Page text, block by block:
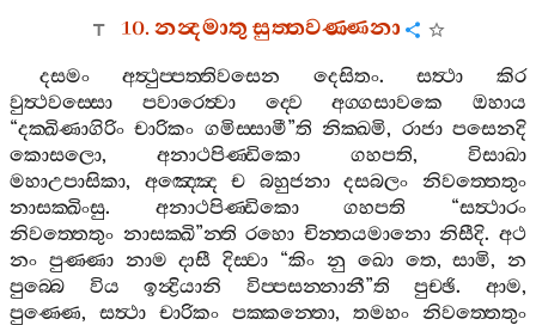
10.නන්‍දමාතුසුත‍්තවණ‍්ණනා
දසමං අත්‍ථුප‍්පත‍්තිවසෙන දෙසිතං.සත්‍ථා
කිර
වුත්‍ථවස‍්සො
පවාරෙත්‍වා ද‍්වෙ අග‍්ගසාවකෙ
ඔහාය
“දක‍්ඛිණාගිරිං චාරිකං ගමිස‍්සාමී”ති නික‍්ඛමි, රාජා පසෙනදි
කොසලො, අනාථපිණ‍්ඩිකො ගහපති, විසාඛා
මහාඋපාසිකා, අඤ‍්ඤෙ ච බහුජනා දසබලං
නිවත‍්තෙතුං
නාසක‍්ඛිංසු. අනාථපිණ‍්ඩිකො ගහපති “සත්‍ථාරං
නිවත‍්තෙතුං නාසක‍්ඛි”න‍්ති රහො චින‍්තයමානො නිසීදි.අථ
නං පුණ‍්ණා නාම දාසී දිස‍්වා “කිං නු ඛො තෙ,සාමි,න
පුබ‍්බෙ
විය ඉන්‍ද්‍රියානි විප‍්පසන‍්නානී”ති පුච‍්ඡි.ආම,
පුණ‍්ණෙ, සත්‍ථා චාරිකං පක‍්කන‍්තො, තමහං නිවත‍්තෙතුං